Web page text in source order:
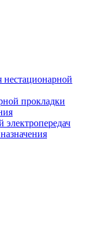
нестационарной
прокладки